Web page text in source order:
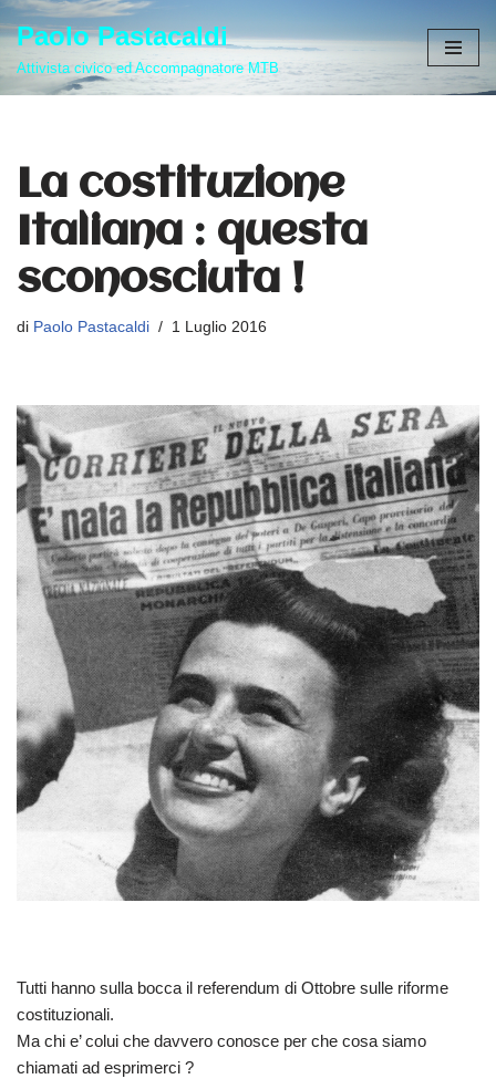
Vai
Paolo Pastacaldi
Attivista civico ed Accompagnatore MTB
La costituzione
Italiana : questa
sconosciuta !
di Paolo Pastacaldi 1 Luglio 2016
Tutti hanno sulla bocca il referendum di Ottobre sulle riforme
costituzionali.
Ma chi e’ colui che davvero conosce per che cosa siamo
chiamati ad esprimerci ?